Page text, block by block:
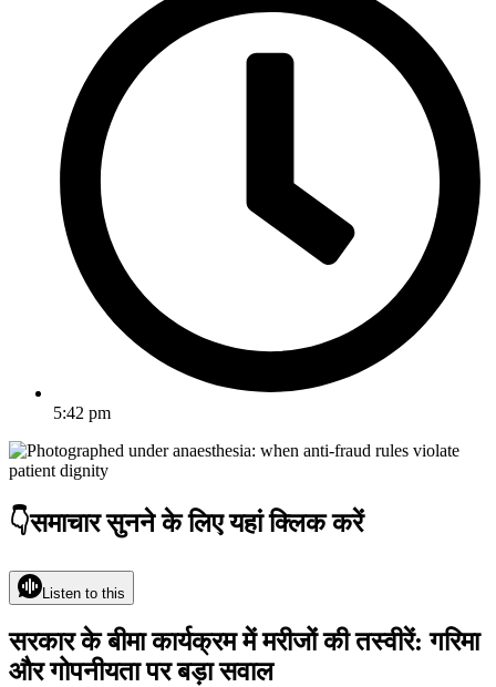
5:42 pm
👇समाचार सुनने के लिए यहां क्लिक करें
Listen to this
सरकार के बीमा कार्यक्रम में मरीजों की तस्वीरें: गरिमा
और गोपनीयता पर बड़ा सवाल